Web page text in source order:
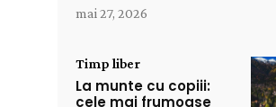
mai 27, 2026
Timp liber
La munte cu copiii:
cele mai frumoase